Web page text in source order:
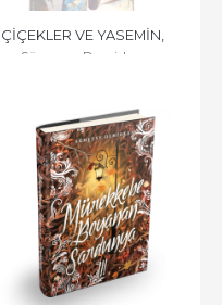
ÇİÇEKLER VE YASEMİN,
Sümeyye Demirkan